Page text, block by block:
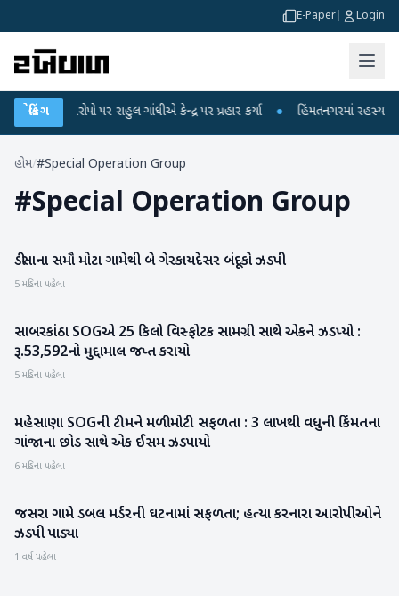
E-Paper Login
બ્રેકિંગ
લીકના આરોપો પર રાહુલ ગાંધીએ કેન્દ્ર પર પ્રહાર કર્યા ● હિંમતનગરમાં રહસ્યમય
હોમ/#Special Operation Group
#Special Operation Group
બનાસકાંઠા
ડીસાના સમૌ મોટા ગામેથી બે ગેરકાયદેસર બંદૂકો ઝડપી
5 મહિના પહેલા
સાબરકાંઠા
સાબરકાંઠા SOGએ 25 કિલો વિસ્ફોટક સામગ્રી સાથે એકને ઝડપ્યો :
રૂ.53,592નો મુદ્દામાલ જપ્ત કરાયો
5 મહિના પહેલા
મહેસાણા
મહેસાણા SOGની ટીમને મળી મોટી સફળતા : 3 લાખથી વધુની કિંમતના
ગાંજાના છોડ સાથે એક ઈસમ ઝડપાયો
6 મહિના પહેલા
બનાસકાંઠા
જસરા ગામે ડબલ મર્ડરની ઘટનામાં સફળતા; હત્યા કરનારા આરોપીઓને
ઝડપી પાડ્યા
1 વર્ષ પહેલા